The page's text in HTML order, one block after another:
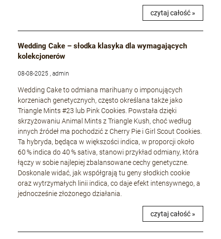
czytaj całość »
Wedding Cake – słodka klasyka dla wymagających
kolekcjonerów
08-08-2025 , admin
Wedding Cake to odmiana marihuany o imponujących
korzeniach genetycznych, często określana także jako
Triangle Mints #23 lub Pink Cookies. Powstała dzięki
skrzyżowaniu Animal Mints z Triangle Kush, choć według
innych źródeł ma pochodzić z Cherry Pie i Girl Scout Cookies.
Ta hybryda, będąca w większości indica, w proporcji około
60 % indica do 40 % sativa, stanowi przykład odmiany, która
łączy w sobie najlepiej zbalansowane cechy genetyczne.
Doskonale widać, jak współgrają tu geny słodkich cookie
oraz wytrzymałych linii indica, co daje efekt intensywnego, a
jednocześnie złożonego działania.
czytaj całość »